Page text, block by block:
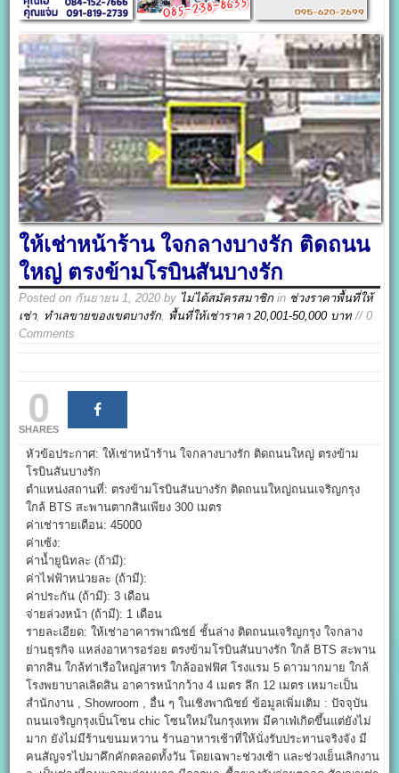
ให้เช่าหน้าร้าน ใจกลางบางรัก ติดถนน
ใหญ่ ตรงข้ามโรบินสันบางรัก
Posted on กันยายน 1, 2020 by ไม่ได้สมัครสมาชิก in ช่วงราคาพื้นที่ให้
เช่า, ทำเลขายของเขตบางรัก, พื้นที่ให้เช่าราคา 20,001-50,000 บาท// 0
Comments
0
SHARES
หัวข้อประกาศ: ให้เช่าหน้าร้าน ใจกลางบางรัก ติดถนนใหญ่ ตรงข้าม
โรบินสันบางรัก
ตำแหน่งสถานที่: ตรงข้ามโรบินสันบางรัก ติดถนนใหญ่ถนนเจริญกรุง
ใกล้ BTS สะพานตากสินเพียง 300 เมตร
ค่าเช่ารายเดือน: 45000
ค่าเซ้ง:
ค่าน้ำยูนิทละ (ถ้ามี):
ค่าไฟฟ้าหน่วยละ (ถ้ามี):
ค่าประกัน (ถ้ามี): 3 เดือน
จ่ายล่วงหน้า (ถ้ามี): 1 เดือน
รายละเอียด: ให้เช่าอาคารพาณิชย์ ชั้นล่าง ติดถนนเจริญกรุง ใจกลาง
ย่านธุรกิจ แหล่งอาหารอร่อย ตรงข้ามโรบินสันบางรัก ใกล้ BTS สะพาน
ตากสิน ใกล้ท่าเรือใหญ่สาทร ใกล้ออฟฟิศ โรงแรม 5 ดาวมากมาย ใกล้
โรงพยาบาลเลิดสิน อาคารหน้ากว้าง 4 เมตร ลึก 12 เมตร เหมาะเป็น
สำนักงาน , Showroom , อื่น ๆ ในเชิงพาณิชย์ ข้อมูลเพิ่มเติม : ปัจจุบัน
ถนนเจริญกรุงเป็นโซน chic โซนใหม่ในกรุงเทพ มีคาเฟ่เกิดขึ้นแต่ยังไม่
มาก ยังไม่มีร้านขนมหวาน ร้านอาหารเช้าที่ให้นั่งรับประทานจริงจัง มี
คนสัญจรไปมาคึกคักตลอดทั้งวัน โดยเฉพาะช่วงเช้า และช่วงเย็นเลิกงาน